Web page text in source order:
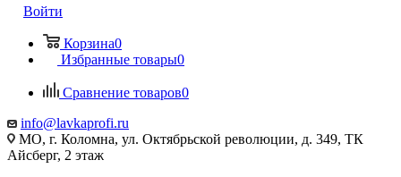
Войти
Корзина0
Избранные товары0
Сравнение товаров0
info@lavkaprofi.ru
МО, г. Коломна, ул. Октябрьской революции, д. 349, ТК
Айсберг, 2 этаж